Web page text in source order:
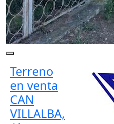
Terreno
en venta
CAN
VILLALBA,